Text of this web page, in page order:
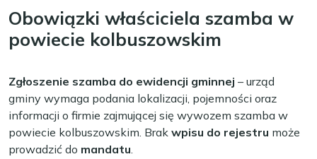
Obowiązki właściciela szamba w
powiecie kolbuszowskim
Zgłoszenie szamba do ewidencji gminnej – urząd
gminy wymaga podania lokalizacji, pojemności oraz
informacji o firmie zajmującej się wywozem szamba w
powiecie kolbuszowskim. Brak wpisu do rejestru może
prowadzić do mandatu.